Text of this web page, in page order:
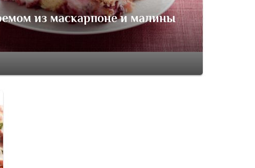
из маскарпоне и малины